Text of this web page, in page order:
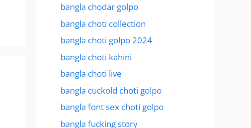
bangla chodar golpo
bangla choti collection
bangla choti golpo 2024
bangla choti kahini
bangla choti live
bangla cuckold choti golpo
bangla font sex choti golpo
bangla fucking story